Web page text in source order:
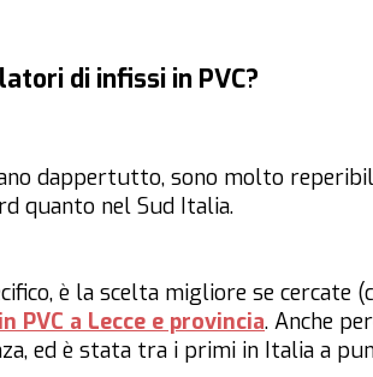
di infissi in PVC?
dappertutto, sono molto
quanto nel Sud Italia.
è la scelta migliore se cercate
PVC a Lecce e provincia. Anche
ed è stata tra i primi in Italia a